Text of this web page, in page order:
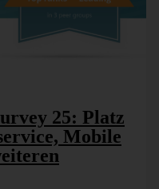
25: Platz
Mobile